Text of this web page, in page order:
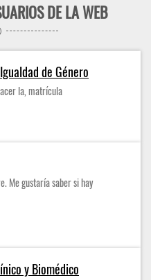
DE LA WEB
de Género
la, matrícula
Me gustaría saber si hay
y Biomédico